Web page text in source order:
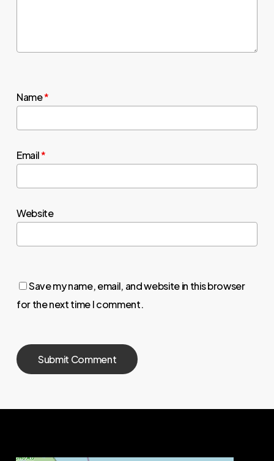
Name*
Email*
Website
Save my name, email, and website in this browser
for the next time I comment.